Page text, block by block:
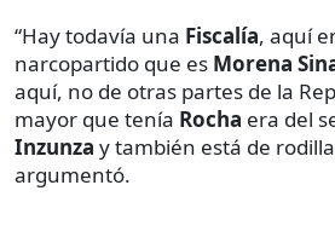
“Hay todavía una Fiscalía, aquí
narcopartido que es Morena
aquí, no de otras partes de la
mayor que tenía Rocha era del
Inzunza y también está de
argumentó.